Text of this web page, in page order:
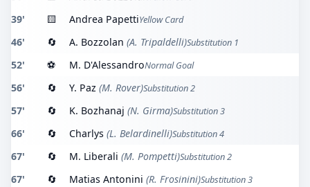
39' 🟨 Andrea PapettiYellow Card
46' 🔄 A. Bozzolan (A. Tripaldelli)Substitution 1
52' ⚽ M. D'AlessandroNormal Goal
56' 🔄 Y. Paz (M. Rover)Substitution 2
57' 🔄 K. Bozhanaj (N. Girma)Substitution 3
66' 🔄 Charlys (L. Belardinelli)Substitution 4
67' 🔄 M. Liberali (M. Pompetti)Substitution 2
67' 🔄 Matias Antonini (R. Frosinini)Substitution 3